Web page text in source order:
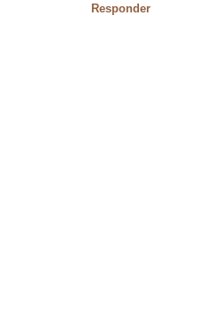
Responder